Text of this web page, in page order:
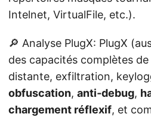
Intelnet, VirtualFile, etc.).
🔎 Analyse PlugX: PlugX
des capacités complètes de
distante, exfiltration,
obfuscation, anti‑debug,
chargement réflexif, et